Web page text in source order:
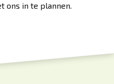
ons in te plannen.